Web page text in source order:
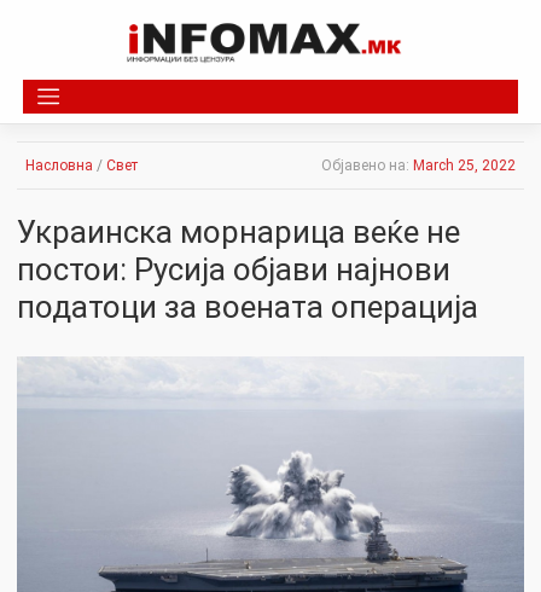
Насловна / Свет Објавено на: March 25, 2022
Украинска морнарица веќе не
постои: Русија објави најнови
податоци за воената операција